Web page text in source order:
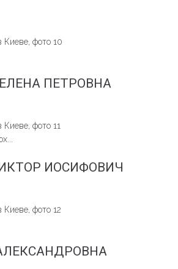
ПЕТРОВНА
ИОСИФОВИЧ